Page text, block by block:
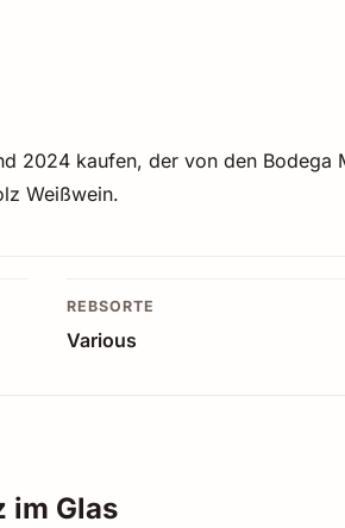
2024 kaufen, der von den Bodega
Weißwein.
REBSORTE
Various
im Glas